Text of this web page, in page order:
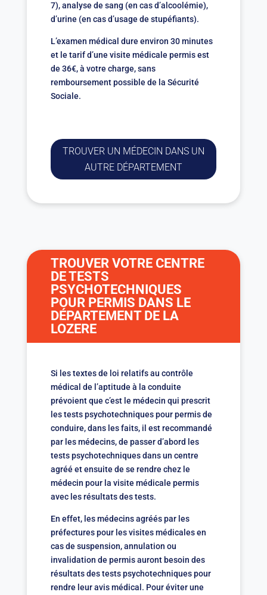
7), analyse de sang (en cas d’alcoolémie),
d’urine (en cas d’usage de stupéfiants).
L’examen médical dure environ 30 minutes
et le tarif d’une visite médicale permis est
de 36€, à votre charge, sans
remboursement possible de la Sécurité
Sociale.
TROUVER UN MÉDECIN DANS UN
AUTRE DÉPARTEMENT
TROUVER VOTRE CENTRE
DE TESTS
PSYCHOTECHNIQUES
POUR PERMIS DANS LE
DÉPARTEMENT DE LA
LOZERE
Si les textes de loi relatifs au contrôle
médical de l’aptitude à la conduite
prévoient que c’est le médecin qui prescrit
les tests psychotechniques pour permis de
conduire, dans les faits, il est recommandé
par les médecins, de passer d’abord les
tests psychotechniques dans un centre
agréé et ensuite de se rendre chez le
médecin pour la visite médicale permis
avec les résultats des tests.
En effet, les médecins agréés par les
préfectures pour les visites médicales en
cas de suspension, annulation ou
invalidation de permis auront besoin des
résultats des tests psychotechniques pour
rendre leur avis médical. Pour éviter une